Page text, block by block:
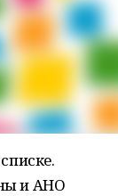
и АНО